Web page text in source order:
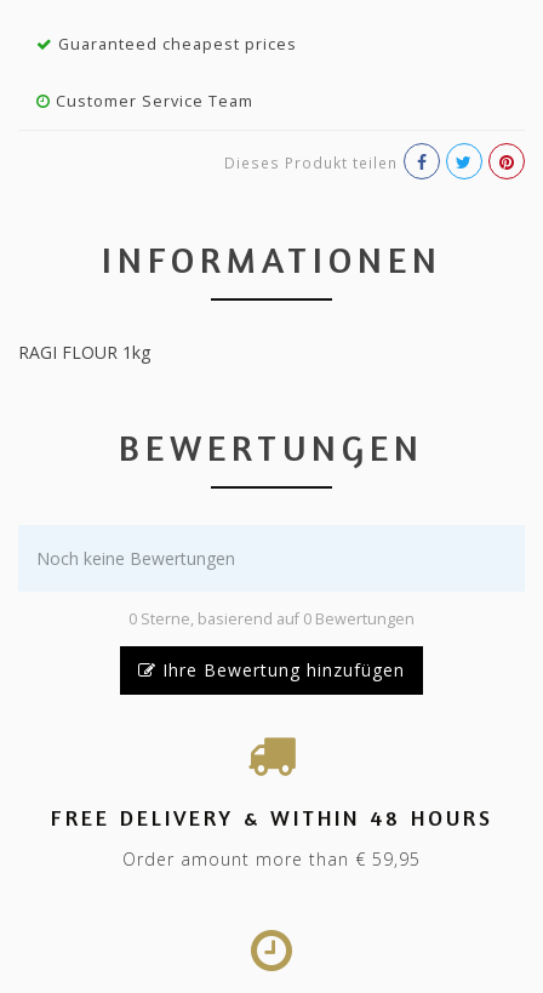
Guaranteed cheapest prices
Customer Service Team
Dieses Produkt teilen
INFORMATIONEN
RAGI FLOUR 1kg
BEWERTUNGEN
Noch keine Bewertungen
0 Sterne, basierend auf 0 Bewertungen
Ihre Bewertung hinzufügen
FREE DELIVERY & WITHIN 48 HOURS
Order amount more than € 59,95